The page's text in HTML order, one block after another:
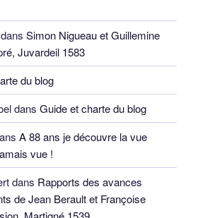
dans Simon Nigueau et Guillemine
Juvardeil 1583
du blog
dans Guide et charte du blog
A 88 ans je découvre la vue
vue !
dans Rapports des avances
de Jean Berault et Françoise